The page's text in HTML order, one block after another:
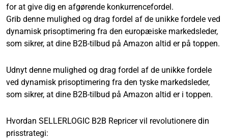
for at give dig en afgørende konkurrencefordel.
Grib denne mulighed og drag fordel af de unikke fordele ved
dynamisk prisoptimering fra den europæiske markedsleder,
som sikrer, at dine B2B-tilbud på Amazon altid er på toppen.
Udnyt denne mulighed og drag fordel af de unikke fordele
ved dynamisk prisoptimering fra den tyske markedsleder,
som sikrer, at dine B2B-tilbud på Amazon altid er i toppen.
Hvordan SELLERLOGIC B2B Repricer vil revolutionere din
prisstrategi: